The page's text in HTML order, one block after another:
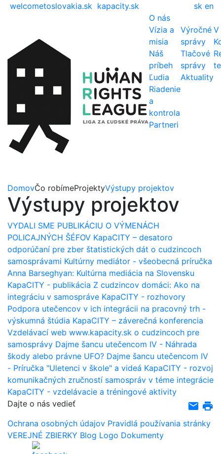
welcometoslovakia.sk kapacity.sk sk en
O nás
Vízia a
misia
Náš
príbeh
Ľudia
Riadenie
a
kontrola
Partneri
Výročné
správy
Tlačové
správy
Aktuality
V
DomovČo robímeProjektyVýstupy projektov
Výstupy projektov
VYDALI SME PUBLIKÁCIU O VÝMENÁCH
POLICAJNÝCH ŠÉFOV KapaCITY – desatoro
odporúčaní pre zber štatistických dát o cudzincoch
samosprávami Kultúrny mediátor - všeobecná príručka
Anna Barseghyan: Kultúrna mediácia na Slovensku
KapaCITY - publikácia Z cudzincov domáci: Ako na
integráciu v samospráve KapaCITY - rozhovory
Podpora utečencov v ich integrácii na pracovný trh -
výskumná štúdia KapaCITY – záverečná konferencia
Vzdelávací web www.kapacity.sk o cudzincoch pre
samosprávy Dajme šancu utečencom IV - Náhrada
škody alebo právne UFO? Dajme šancu utečencom IV
- Príručka "Uletenci v škole" a videá KapaCITY - rozvoj
komunikačných zručností samospráv v téme integrácie
KapaCITY - vzdelávacie a tréningové aktivity
Dajte o nás vedieť
email print
Ochrana osobných údajov Pravidlá používania stránky
VEREJNÉ ZBIERKY Blog Logo Dokumenty